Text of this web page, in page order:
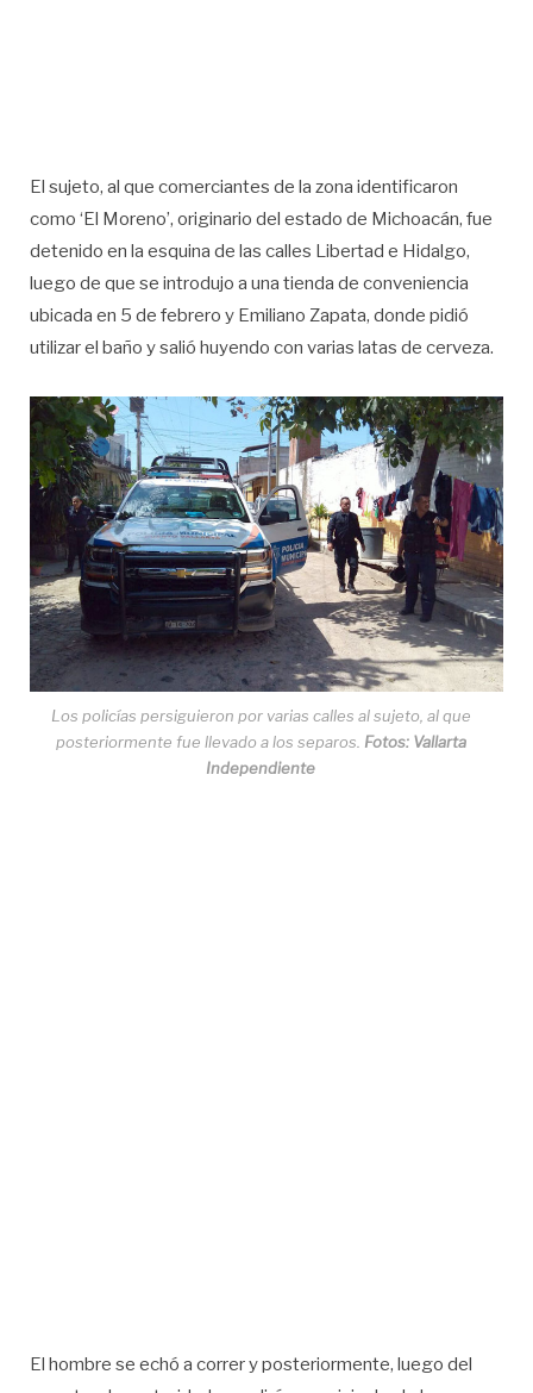
El sujeto, al que comerciantes de la zona identificaron
como ‘El Moreno’, originario del estado de Michoacán, fue
detenido en la esquina de las calles Libertad e Hidalgo,
luego de que se introdujo a una tienda de conveniencia
ubicada en 5 de febrero y Emiliano Zapata, donde pidió
utilizar el baño y salió huyendo con varias latas de cerveza.
Los policías persiguieron por varias calles al sujeto, al que
posteriormente fue llevado a los separos. Fotos: Vallarta
Independiente
El hombre se echó a correr y posteriormente, luego del